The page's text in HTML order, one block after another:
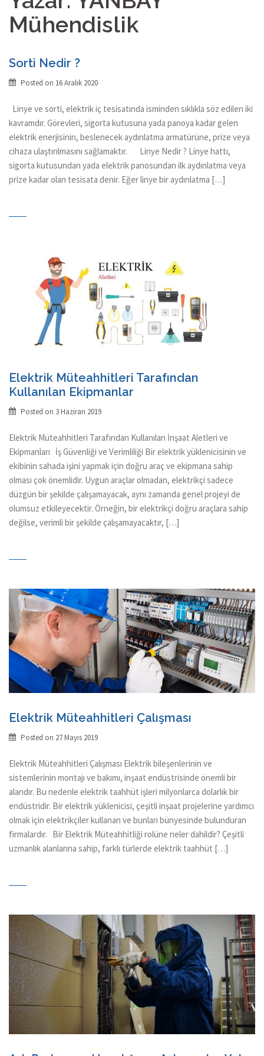
Mühendislik
Sorti Nedir ?
Posted on 16 Aralık 2020
Linye ve sorti, elektrik iç tesisatında isminden sıklıkla söz edilen iki
kavramdır. Görevleri, sigorta kutusuna yada panoya kadar gelen
elektrik enerjisinin, beslenecek aydınlatma armatürüne, prize veya
cihaza ulaştırılmasını sağlamaktır. Linye Nedir ? Linye hattı,
sigorta kutusundan yada elektrik panosundan ilk aydınlatma veya
prize kadar olan tesisata denir. Eğer linye bir aydınlatma […]
Elektrik Müteahhitleri Tarafından
Kullanılan Ekipmanlar
Posted on 3 Haziran 2019
Elektrik Müteahhitleri Tarafından Kullanılan İnşaat Aletleri ve
Ekipmanları İş Güvenliği ve Verimliliği Bir elektrik yüklenicisinin ve
ekibinin sahada işini yapmak için doğru araç ve ekipmana sahip
olması çok önemlidir. Uygun araçlar olmadan, elektrikçi sadece
düzgün bir şekilde çalışamayacak, aynı zamanda genel projeyi de
olumsuz etkileyecektir. Örneğin, bir elektrikçi doğru araçlara sahip
değilse, verimli bir şekilde çalışamayacaktır, […]
Elektrik Müteahhitleri Çalışması
Posted on 27 Mayıs 2019
Elektrik Müteahhitleri Çalışması Elektrik bileşenlerinin ve
sistemlerinin montajı ve bakımı, inşaat endüstrisinde önemli bir
alandır. Bu nedenle elektrik taahhüt işleri milyonlarca dolarlık bir
endüstridir. Bir elektrik yüklenicisi, çeşitli inşaat projelerine yardımcı
olmak için elektrikçiler kullanan ve bunları bünyesinde bulunduran
firmalardır. Bir Elektrik Müteahhitliği rolüne neler dahildir? Çeşitli
uzmanlık alanlarına sahip, farklı türlerde elektrik taahhüt […]